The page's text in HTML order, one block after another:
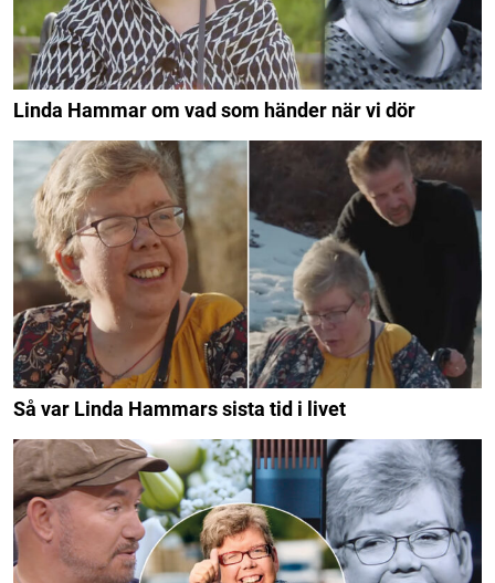
Linda Hammar om vad som händer när vi dör
Så var Linda Hammars sista tid i livet